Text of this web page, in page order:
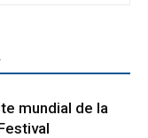
mundial de la